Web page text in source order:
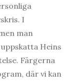
I
man
Heins
Färgerna
där vi kan